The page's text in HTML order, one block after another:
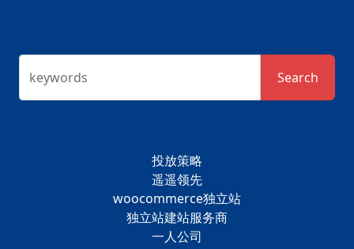
keywords Search
投放策略
遥遥领先
woocommerce独立站
独立站建站服务商
一人公司